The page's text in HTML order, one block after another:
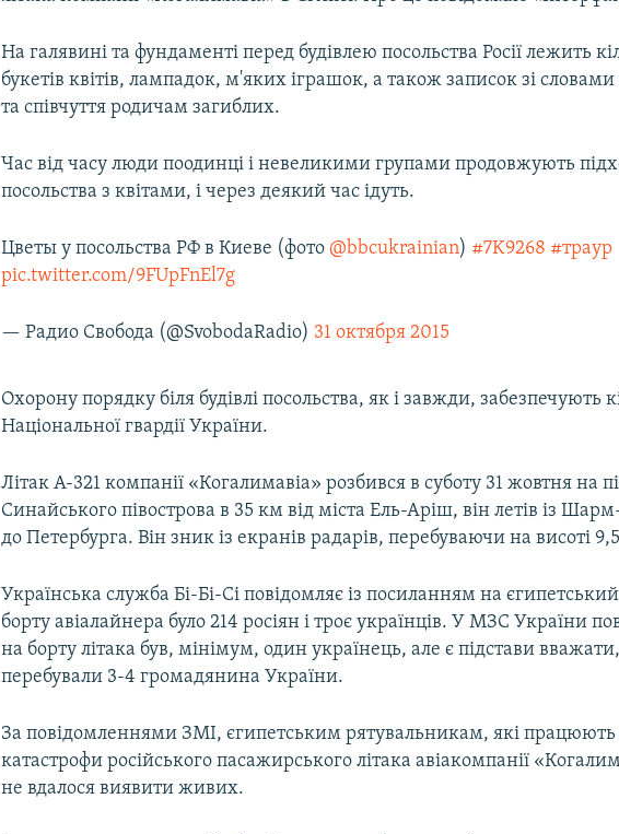
На галявині та фундаменті перед будівлею посольства Росії лежить
букетів квітів, лампадок, м'яких іграшок, а також записок зі
та співчуття родичам загиблих.
Час від часу люди поодинці і невеликими групами продовжують
посольства з квітами, і через деякий час ідуть.
Цветы у посольства РФ в Киеве (фото@bbcukrainian) #7K9268 #траур
pic.twitter.com/9FUpFnEl7g
— Радио Свобода (@SvobodaRadio) 31 октября 2015
Охорону порядку біля будівлі посольства, як і завжди, забезпечують
Національної гвардії України.
Літак А-321 компанії «Когалимавіа» розбився в суботу 31 жовтня на
Синайського півострова в 35 км від міста Ель-Аріш, він летів із
до Петербурга. Він зник із екранів радарів, перебуваючи на висоті
Українська служба Бі-Бі-Сі повідомляє із посиланням на
борту авіалайнера було 214 росіян і троє українців. У МЗС України
на борту літака був, мінімум, один українець, але є підстави
перебували 3-4 громадянина України.
За повідомленнями ЗМІ, єгипетським рятувальникам, які працюють
катастрофи російського пасажирського літака авіакомпанії
не вдалося виявити живих.